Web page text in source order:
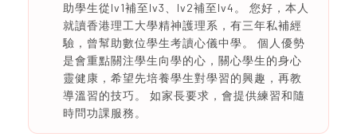
助學生從lv1補至lv3、lv2補至lv4。 您好，本人
就讀香港理工大學精神護理系，有三年私補經
驗，曾幫助數位學生考讀心儀中學。 個人優勢
是會重點關注學生向學的心，關心學生的身心
靈健康，希望先培養學生對學習的興趣，再教
導溫習的技巧。 如家長要求，會提供練習和隨
時問功課服務。